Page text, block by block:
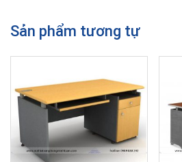
Sản phẩm tương tự